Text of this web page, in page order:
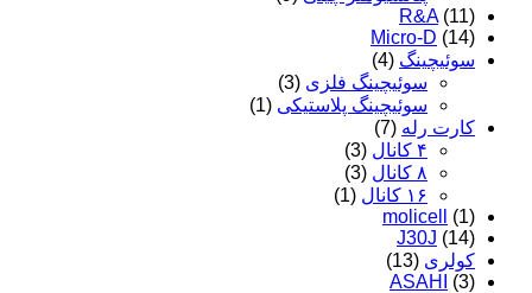
R&A (11)
Micro-D (14)
سوئیچینگ (4)
سوئیچینگ فلزی (3)
سوئیچینگ پلاستیکی (1)
کارت رله (7)
۴ کانال
(3)
۸ کانال
(3)
۱۶ کانال
(1)
molicell
(1)
J30J (14)
کولری (13)
ASAHI
(3)